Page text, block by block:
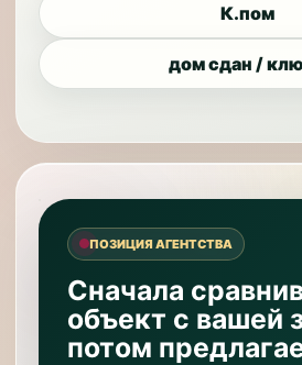
К.пом
дом сдан /
ПОЗИЦИЯ АГЕНТСТВА
Сначала
объект с вашей
потом